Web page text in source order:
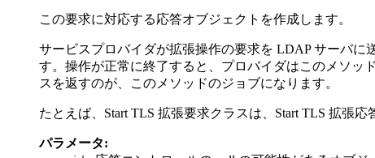
この要求に対応する応答オブジェクトを作成します。
サービスプロバイダが拡張操作の要求を LDAP サーバに
す。操作が正常に終了すると、プロバイダはこのメソッ
スを返すのが、このメソッドのジョブになります。
たとえば、Start TLS 拡張要求クラスは、Start TLS 拡張
パラメータ: